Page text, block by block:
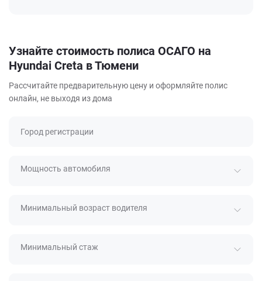
Узнайте стоимость полиса ОСАГО на
Hyundai Creta в Тюмени
Рассчитайте предварительную цену и оформляйте полис
онлайн, не выходя из дома
Город регистрации
Мощность автомобиля
Минимальный возраст водителя
Минимальный стаж